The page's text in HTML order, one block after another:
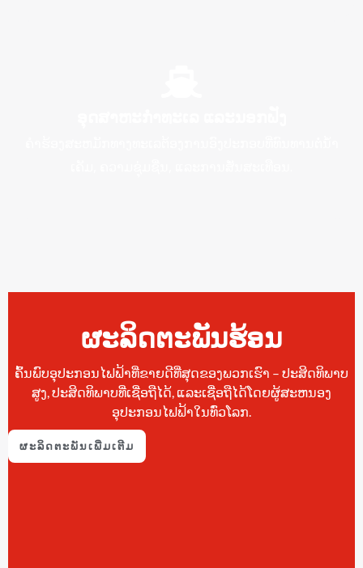
ຜະລິດຕະພັນຮ້ອນ
ຄົ້ນພົບອຸປະກອນໄຟຟ້າທີ່ຂາຍດີທີ່ສຸດຂອງພວກເຮົາ – ປະສິດທິພາບ
ສູງ, ປະສິດທິພາບທີ່ເຊື່ອຖືໄດ້, ແລະເຊື່ອຖືໄດ້ໂດຍຜູ້ສະຫນອງ
ອຸປະກອນໄຟຟ້າໃນທົ່ວໂລກ.
ຜະລິດຕະພັນເພີ່ມເຕີມ